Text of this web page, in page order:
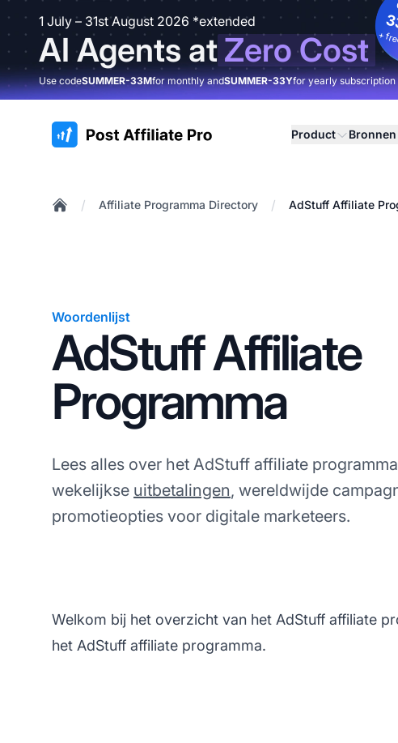
1 July – 31st August 2026 *extended
AI Agents atZero Cost +
Use codeSUMMER-33Mfor monthly andSUMMER-33Yfor yearly subscription
:site.title Product Bronnen
/ Affiliate Programma Directory / AdStuff Affiliate
Woordenlijst
AdStuff Affiliate
Programma
Lees alles over het AdStuff affiliate
wekelijkse uitbetalingen, wereldwijde
promotieopties voor digitale marketeers.
Welkom bij het overzicht van het AdStuff affiliate
het AdStuff affiliate programma.